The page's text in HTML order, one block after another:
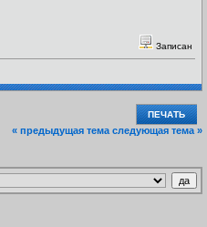
Записан
ПЕЧАТЬ
« предыдущая тема следующая тема »